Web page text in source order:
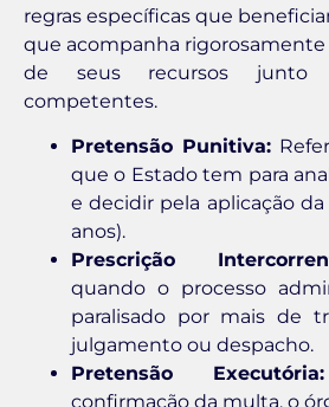
regras específicas que
que acompanha
de seus recursos junto
competentes.
Pretensão Punitiva:
que o Estado tem para
e decidir pela aplicação
anos).
Prescrição
quando o processo
paralisado por mais de
julgamento ou despacho.
Pretensão Executória:
confirmação da multa, o